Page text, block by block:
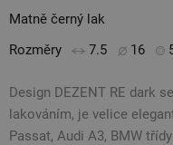
Matně černý lak
Rozměry
7.5 16
Design DEZENT RE dark
lakováním, je velice
Passat, Audi A3, BMW